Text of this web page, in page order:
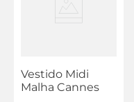
Vestido Midi
Malha Cannes